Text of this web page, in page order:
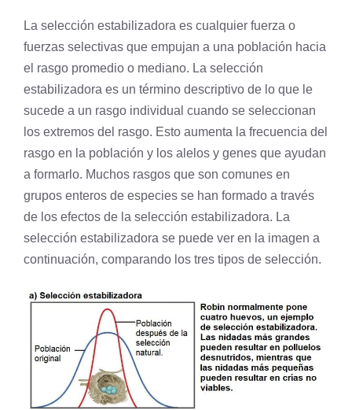
La selección estabilizadora es cualquier fuerza o
fuerzas selectivas que empujan a una población hacia
el rasgo promedio o mediano. La selección
estabilizadora es un término descriptivo de lo que le
sucede a un rasgo individual cuando se seleccionan
los extremos del rasgo. Esto aumenta la frecuencia del
rasgo en la población y los alelos y genes que ayudan
a formarlo. Muchos rasgos que son comunes en
grupos enteros de especies se han formado a través
de los efectos de la selección estabilizadora. La
selección estabilizadora se puede ver en la imagen a
continuación, comparando los tres tipos de selección.